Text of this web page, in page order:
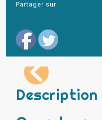
Partager sur
Description